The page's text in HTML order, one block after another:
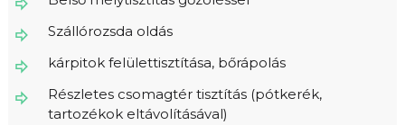
Szállórozsda oldás
kárpitok felülettisztítása, bőrápolás
Részletes csomagtér tisztítás (pótkerék,
tartozékok eltávolításával)